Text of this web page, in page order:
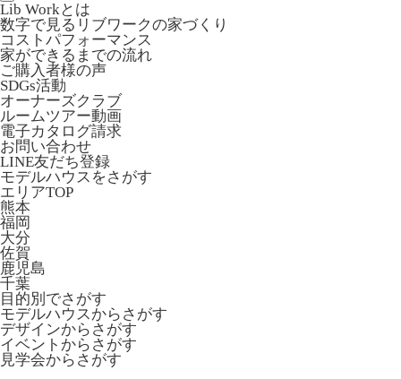
Lib Workとは
数字で見るリブワークの家づくり
コストパフォーマンス
家ができるまでの流れ
ご購入者様の声
SDGs活動
オーナーズクラブ
ルームツアー動画
電子カタログ請求
お問い合わせ
LINE友だち登録
モデルハウスをさがす
エリアTOP
熊本
福岡
大分
佐賀
鹿児島
千葉
目的別でさがす
モデルハウスからさがす
デザインからさがす
イベントからさがす
見学会からさがす